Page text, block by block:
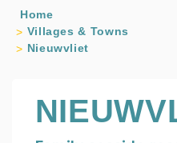
Home
Villages & Towns
Nieuwvliet